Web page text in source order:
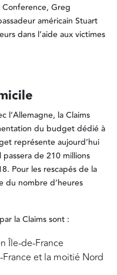
Greg
américain Stuart
dans l’aide aux victimes
l’Allemagne, la Claims
du budget dédié à
représente aujourd’hui
de 210 millions
Pour les rescapés de la
du nombre d’heures
la Claims sont :
Île-de-France
et la moitié Nord